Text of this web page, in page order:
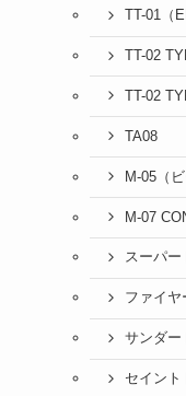
TT-01（
TT-02
TT-02
TA08
M-05（ビ
M-07
スーパー
ファイヤ
サンダー
セイント